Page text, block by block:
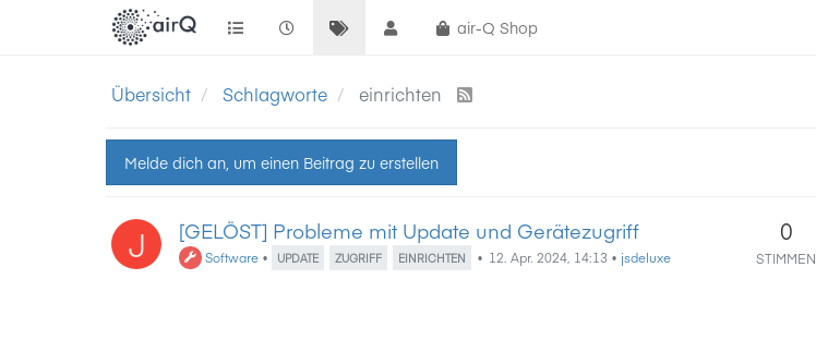
air-Q Shop
Übersicht Schlagworte einrichten
Melde dich an, um einen Beitrag zu erstellen
J [GELÖST] Probleme mit Update und Gerätezugriff
Software • UPDATE ZUGRIFF EINRICHTEN • 12. Apr. 2024, 14:13 • jsdeluxe
0
STIMMEN